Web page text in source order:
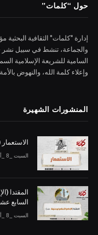
حول “كلمات”
إدارة "كلمات" الثقافية
والجماعة، تنشط في سبيل نشر
السامية للشريعة الإسلامية
وإعلاء كلمة الله، والنهوض
المنشورات الشهيرة
السبت _8 _أغسطس _2026AH 8-8-2026AD
المقتدا
السابع
السبت _8 _أغسطس _2026AH 8-8-2026AD